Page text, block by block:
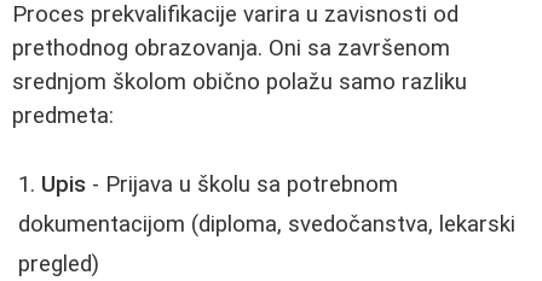
Proces prekvalifikacije varira u zavisnosti od
prethodnog obrazovanja. Oni sa završenom
srednjom školom obično polažu samo razliku
predmeta:
Upis - Prijava u školu sa potrebnom
dokumentacijom (diploma, svedočanstva, lekarski
pregled)